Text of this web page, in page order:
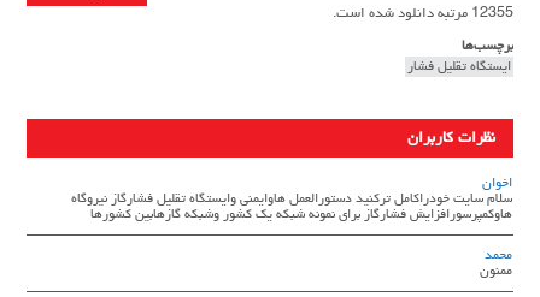
12355 مرتبه دانلود شده است.
برچسب‌ها
ایستگاه تقلیل فشار
نظرات کاربران
اخوان
سلام سایت خودراکامل ترکنید دستورالعمل هاوایمنی وایستگاه تقلیل فشارگاز نیروگاه
هاوکمپرسورافزایش فشارگاز برای نمونه شبکه یک کشور وشبکه گازهابین کشورها
محمد
ممنون